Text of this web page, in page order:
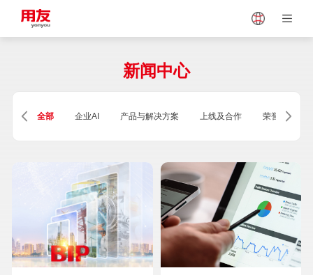
Vietnam
Singapore Malaysia
Thailand
Turkey
Hungary Mexico
新闻中心
全部 企业AI 产品与解决方案 上线及合作 荣誉及资质